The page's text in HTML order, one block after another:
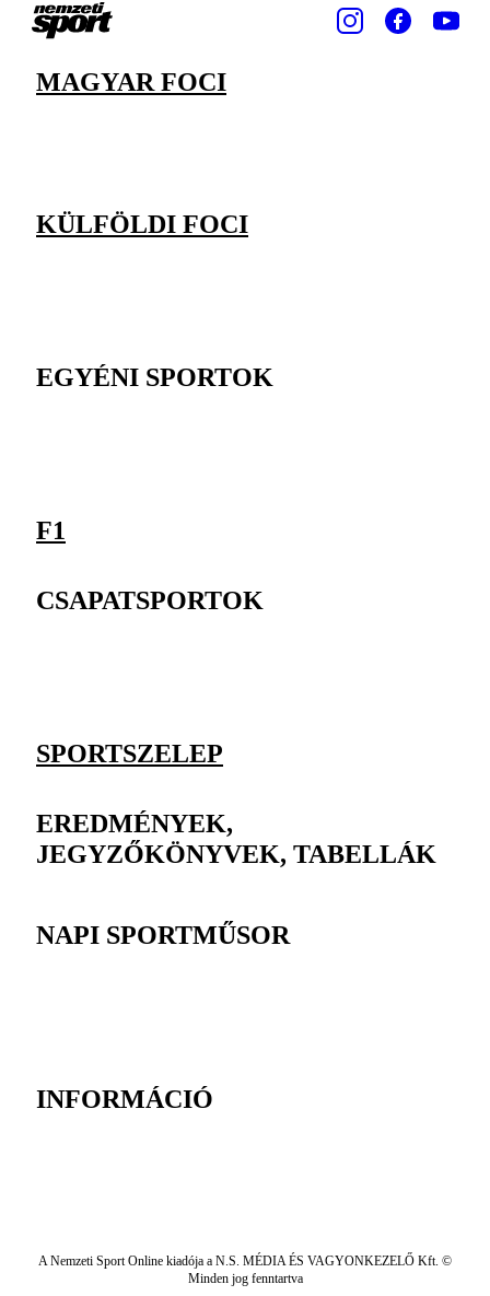
MAGYAR FOCI
KÜLFÖLDI FOCI
EGYÉNI SPORTOK
F1
CSAPATSPORTOK
SPORTSZELEP
EREDMÉNYEK,
JEGYZŐKÖNYVEK, TABELLÁK
NAPI SPORTMŰSOR
INFORMÁCIÓ
A Nemzeti Sport Online kiadója a N.S. MÉDIA ÉS VAGYONKEZELŐ Kft. ©
Minden jog fenntartva